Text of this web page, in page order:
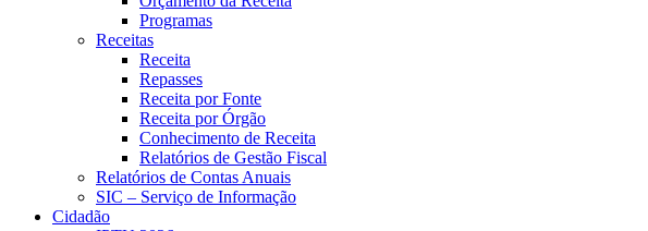
Programas
Receitas
Receita
Repasses
Receita por Fonte
Receita por Órgão
Conhecimento de Receita
Relatórios de Gestão Fiscal
Relatórios de Contas Anuais
SIC – Serviço de Informação
Cidadão